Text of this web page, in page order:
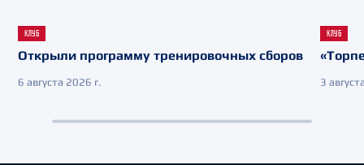
КЛУБ
Открыли программу тренировочных сборов
6 августа 2026 г.
КЛУБ
3